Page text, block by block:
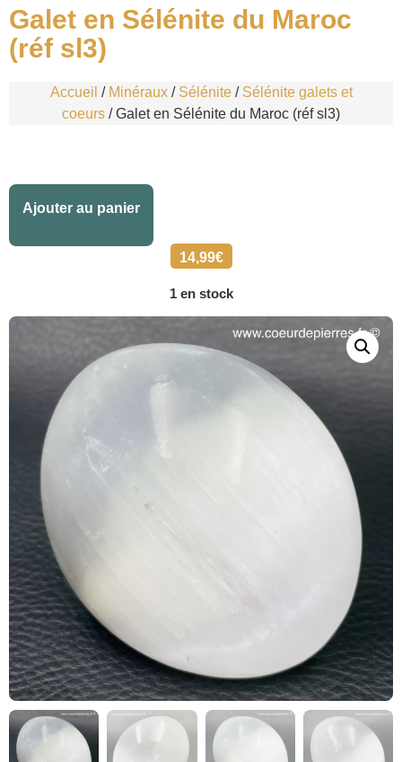
Galet en Sélénite du Maroc
(réf sl3)
Accueil / Minéraux/ Sélénite/ Sélénite galets et
coeurs / Galet en Sélénite du Maroc (réf sl3)
14,99€
1 en stock
Ajouter au panier